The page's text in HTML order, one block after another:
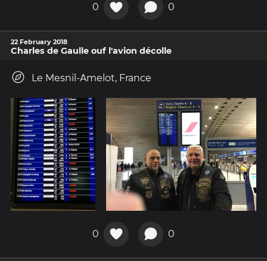
0 0
22 February 2018
Charles de Gaulle ouf l'avion décolle
Le Mesnil-Amelot, France
0 0